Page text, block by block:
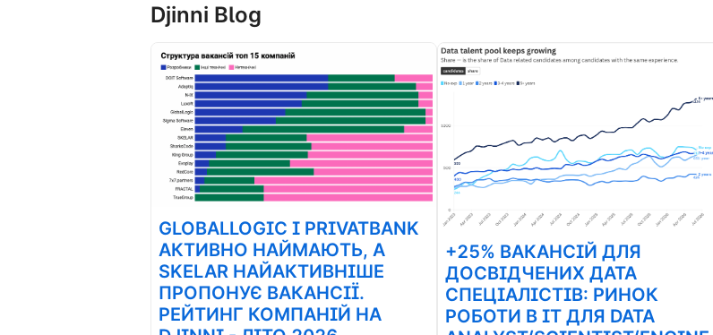
Djinni Blog
GLOBALLOGIC І PRIVATBANK
АКТИВНО НАЙМАЮТЬ, А
SKELAR НАЙАКТИВНІШЕ
ПРОПОНУЄ ВАКАНСІЇ.
РЕЙТИНГ КОМПАНІЙ НА
+25% ВАКАНСІЙ ДЛЯ
ДОСВІДЧЕНИХ ДАТА
СПЕЦІАЛІСТІВ: РИНОК
РОБОТИ В ІТ ДЛЯ DATA